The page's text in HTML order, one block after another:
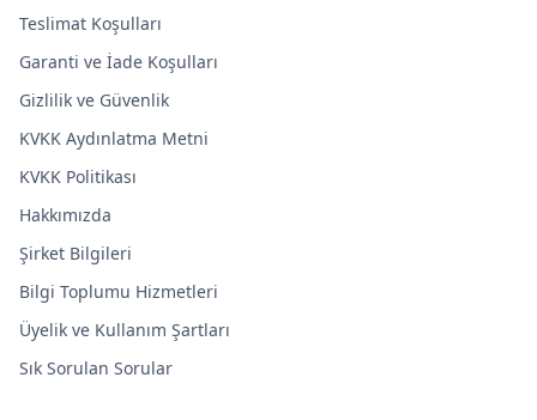
Teslimat Koşulları
Garanti ve İade Koşulları
Gizlilik ve Güvenlik
KVKK Aydınlatma Metni
KVKK Politikası
Hakkımızda
Şirket Bilgileri
Bilgi Toplumu Hizmetleri
Üyelik ve Kullanım Şartları
Sık Sorulan Sorular